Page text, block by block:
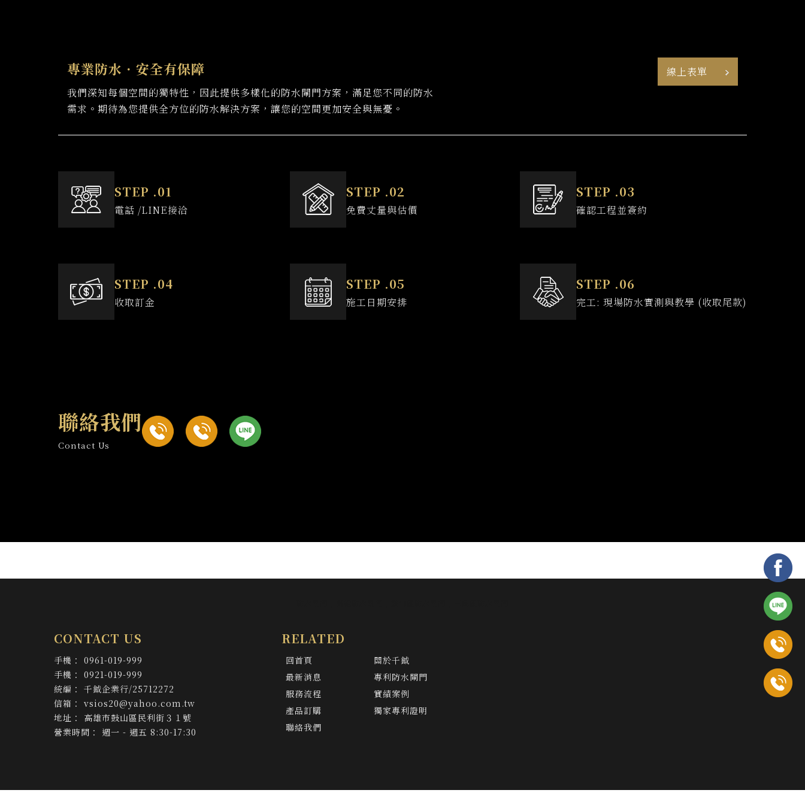
專業防水．安全有保障
我們深知每個空間的獨特性，因此提供多樣化的防水閘門方案，滿足您不同的防水
需求。期待為您提供全方位的防水解決方案，讓您的空間更加安全與無憂。
線上表單
電話 /LINE接洽 免費丈量與估價 確認工程並簽約
收取訂金 施工日期安排 完工: 現場防水實測與教學 (收取尾款)
聯絡我們
Contact Us
0961-019-999
0921-019-999
千鉞企業行/25712272
vsios20@yahoo.com.tw
高雄市鼓山區民利街３１號
週一 - 週五 8:30-17:30
回首頁
關於千鉞
最新消息
專利防水閘門
服務流程
實績案例
產品訂購
獨家專利證明
聯絡我們